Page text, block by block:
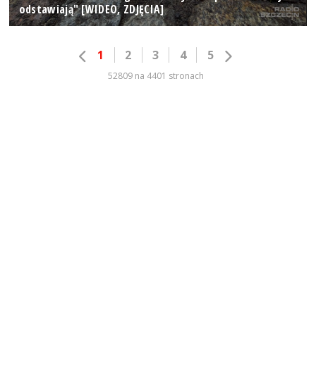
odstawiają" [WIDEO, ZDJĘCIA]
1 2 3 4 5
52809 na 4401 stronach